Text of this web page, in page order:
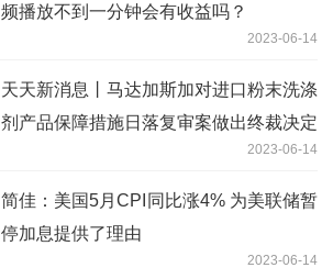
频播放不到一分钟会有收益吗？
2023-06-14
天天新消息丨马达加斯加对进口粉末洗涤
剂产品保障措施日落复审案做出终裁决定
2023-06-14
简佳：美国5月CPI同比涨4% 为美联储暂
停加息提供了理由
2023-06-14